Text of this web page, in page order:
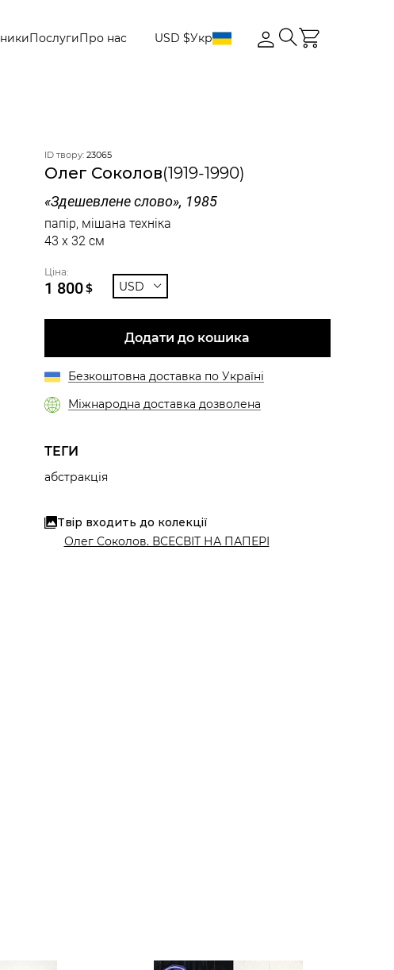
ПослугиПро нас USD $Укр
ID твору: 23065
Олег Соколов(1919-1990)
«Здешевлене слово», 1985
папір, мішана техніка
43 x 32 см
Ціна:
1 800$ USD
Додати до кошика
Безкоштовна доставка по Україні
Міжнародна доставка дозволена
ТЕГИ
абстракція
Твір входить до колекції
Олег Соколов. ВСЕСВІТ НА ПАПЕРІ